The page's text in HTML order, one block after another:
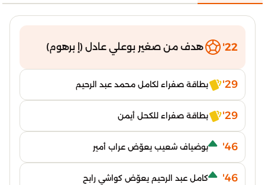
22' هدف من صغير بوعلي عادل (إ برهوم)
29' بطاقة صفراء لكامل محمد عبد الرحيم
29' بطاقة صفراء للكحل أيمن
46' بوضياف شعيب يعوّض عراب أمير
46' كامل عبد الرحيم يعوّض كواشي رابح